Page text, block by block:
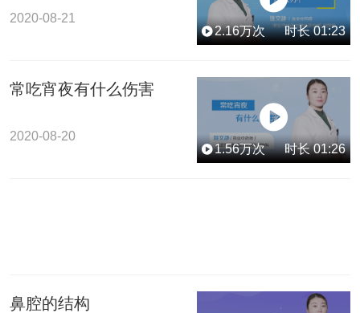
2.16万次 时长 01:23
2020-08-21
1.56万次 时长 01:26
常吃宵夜有什么伤害
2020-08-20
鼻腔的结构